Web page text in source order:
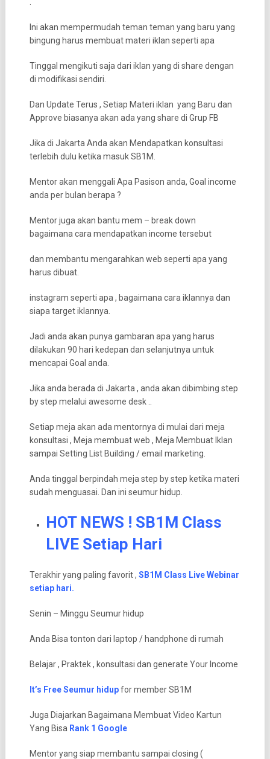
Ini akan mempermudah teman teman yang baru yang
bingung harus membuat materi iklan seperti apa
Tinggal mengikuti saja dari iklan yang di share dengan
di modifikasi sendiri.
Dan Update Terus , Setiap Materi iklan yang Baru dan
Approve biasanya akan ada yang share di Grup FB
Jika di Jakarta Anda akan Mendapatkan konsultasi
terlebih dulu ketika masuk SB1M.
Mentor akan menggali Apa Pasison anda, Goal income
anda per bulan berapa ?
Mentor juga akan bantu mem – break down
bagaimana cara mendapatkan income tersebut
dan membantu mengarahkan web seperti apa yang
harus dibuat.
instagram seperti apa , bagaimana cara iklannya dan
siapa target iklannya.
Jadi anda akan punya gambaran apa yang harus
dilakukan 90 hari kedepan dan selanjutnya untuk
mencapai Goal anda.
Jika anda berada di Jakarta , anda akan dibimbing step
by step melalui awesome desk ..
Setiap meja akan ada mentornya di mulai dari meja
konsultasi , Meja membuat web , Meja Membuat Iklan
sampai Setting List Building / email marketing.
Anda tinggal berpindah meja step by step ketika materi
sudah menguasai. Dan ini seumur hidup.
HOT NEWS ! SB1M Class
LIVE Setiap Hari
Terakhir yang paling favorit , SB1M Class Live Webinar
setiap hari.
Senin – Minggu Seumur hidup
Anda Bisa tonton dari laptop / handphone di rumah
Belajar , Praktek , konsultasi dan generate Your Income
It’s Free Seumur hidupfor member SB1M
Juga Diajarkan Bagaimana Membuat Video Kartun
Yang Bisa Rank 1 Google
Mentor yang siap membantu sampai closing (